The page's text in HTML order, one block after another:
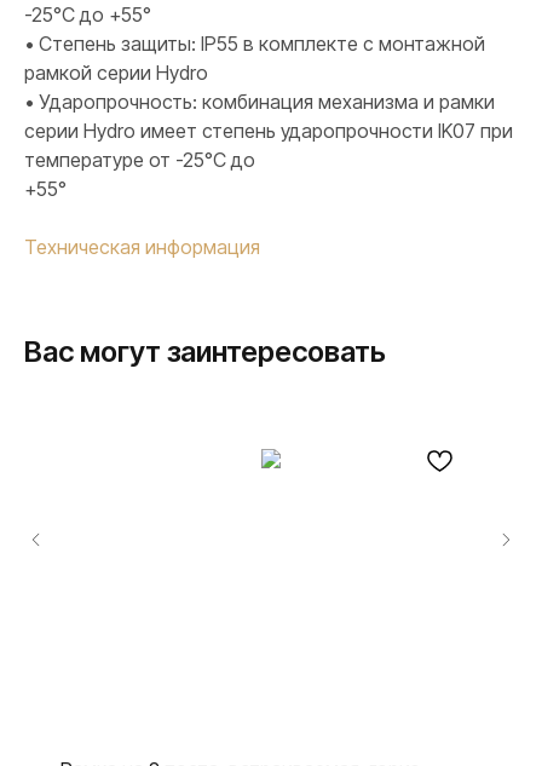
-25°C до +55°
• Степень защиты: IP55 в комплекте с монтажной
рамкой серии Hydro
• Ударопрочность: комбинация механизма и рамки
серии Hydro имеет степень ударопрочности IK07 при
температуре от -25°C до
+55°
Техническая информация
Вас могут заинтересовать
Niko Home Control